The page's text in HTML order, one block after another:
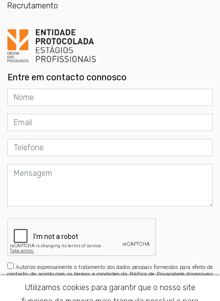
Recrutamento
Entre em contacto connosco
Autorizo expressamente o tratamento dos dados pessoais fornecidos para efeito de
contacto, de acordo com os termos e condições da Política de Privacidade disponíveis
Utilizamos cookies para garantir que o nosso site